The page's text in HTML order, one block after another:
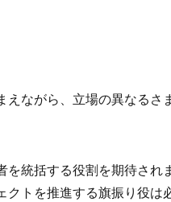
えながら、立場の異なるさ
統括する役割を期待され
クトを推進する旗振り役は